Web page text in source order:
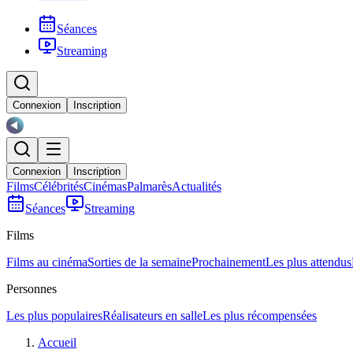
Séances
Streaming
Connexion Inscription
Connexion Inscription
FilmsCélébritésCinémasPalmarèsActualités
Séances
Streaming
Films
Films au cinémaSorties de la semaineProchainementLes plus attendus
Personnes
Les plus populairesRéalisateurs en salleLes plus récompensées
Accueil